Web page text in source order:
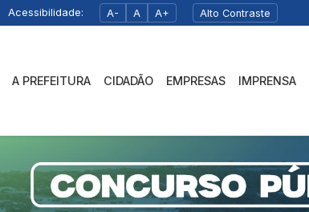
Acessibilidade: A- A A+ Alto Contraste
A PREFEITURA CIDADÃO EMPRESAS IMPRENSA